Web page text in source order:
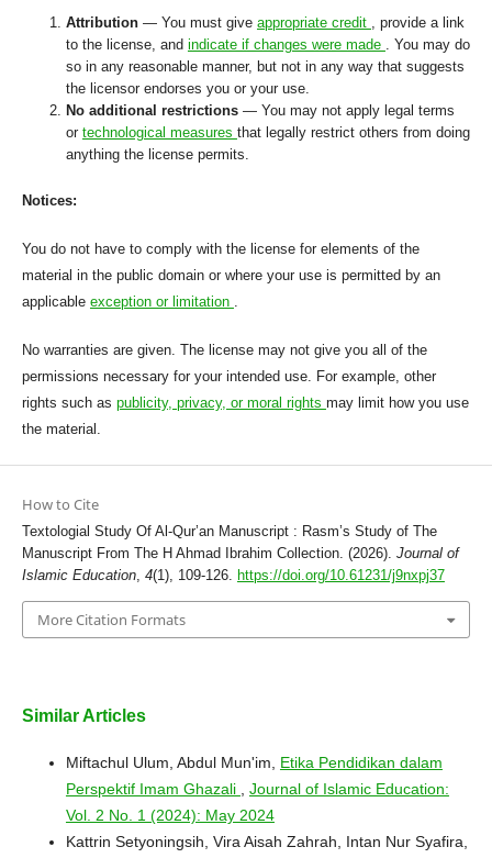
Attribution — You must give appropriate credit
, provide a link
to the license, and indicate if changes were made
. You may do
so in any reasonable manner, but not in any way that suggests
the licensor endorses you or your use.
No additional restrictions — You may not apply legal terms
or technological measures that legally restrict others from doing
anything the license permits.
Notices:
You do not have to comply with the license for elements of the
material in the public domain or where your use is permitted by an
applicable exception or limitation
No warranties are given. The license may not give you all of the
permissions necessary for your intended use. For example, other
rights such as publicity, privacy, or moral rights may limit how you use
the material.
How to Cite
Textologial Study Of Al-Qur’an Manuscript : Rasm’s Study of The
Manuscript From The H Ahmad Ibrahim Collection. (2026). Journal of
Islamic Education, 4(1), 109-126. https://doi.org/10.61231/j9nxpj37
More Citation Formats
Similar Articles
Miftachul Ulum, Abdul Mun'im, Etika Pendidikan dalam
Perspektif Imam Ghazali , Journal of Islamic Education:
Vol. 2 No. 1 (2024): May 2024
Kattrin Setyoningsih, Vira Aisah Zahrah, Intan Nur Syafira,